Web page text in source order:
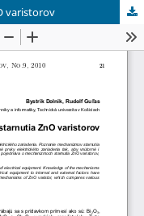
varistorov